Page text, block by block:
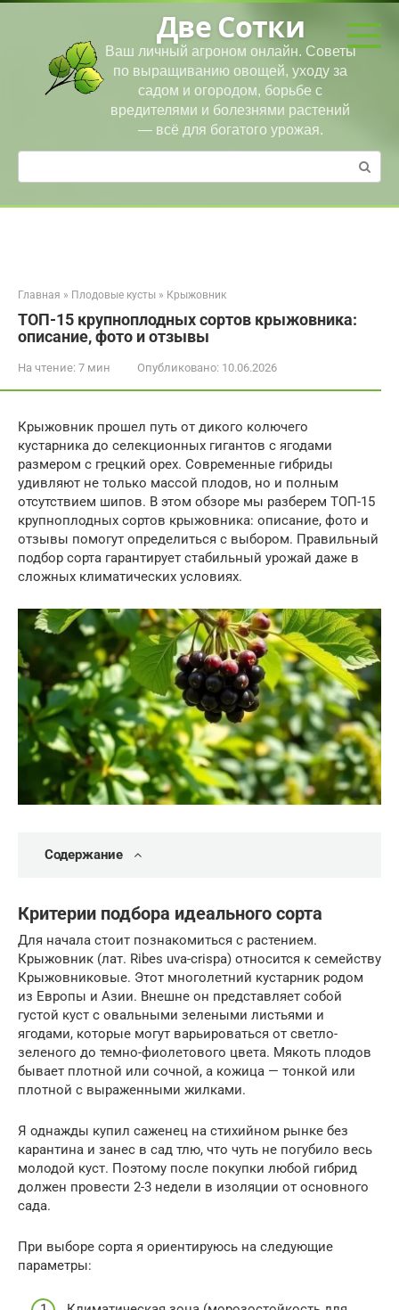
Перейти
Две Сотки
Ваш личный агроном онлайн. Советы
по выращиванию овощей, уходу за
садом и огородом, борьбе с
вредителями и болезнями растений
— всё для богатого урожая.
Поиск:
Главная » Плодовые кусты » Крыжовник
ТОП-15 крупноплодных сортов крыжовника:
описание, фото и отзывы
На чтение: 7 мин Опубликовано: 10.06.2026
Крыжовник прошел путь от дикого колючего
кустарника до селекционных гигантов с ягодами
размером с грецкий орех. Современные гибриды
удивляют не только массой плодов, но и полным
отсутствием шипов. В этом обзоре мы разберем ТОП-15
крупноплодных сортов крыжовника: описание, фото и
отзывы помогут определиться с выбором. Правильный
подбор сорта гарантирует стабильный урожай даже в
сложных климатических условиях.
Содержание
Критерии подбора идеального сорта
Для начала стоит познакомиться с растением.
Крыжовник (лат. Ribes uva-crispa) относится к семейству
Крыжовниковые. Этот многолетний кустарник родом
из Европы и Азии. Внешне он представляет собой
густой куст с овальными зелеными листьями и
ягодами, которые могут варьироваться от светло-
зеленого до темно-фиолетового цвета. Мякоть плодов
бывает плотной или сочной, а кожица — тонкой или
плотной с выраженными жилками.
Я однажды купил саженец на стихийном рынке без
карантина и занес в сад тлю, что чуть не погубило весь
молодой куст. Поэтому после покупки любой гибрид
должен провести 2-3 недели в изоляции от основного
сада.
При выборе сорта я ориентируюсь на следующие
параметры: